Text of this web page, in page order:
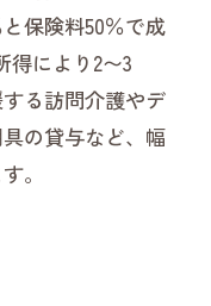
保険料50％で成
得により2〜3
る訪問介護やデ
の貸与など、幅
。